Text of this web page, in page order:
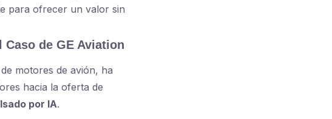
para ofrecer un valor sin
de GE Aviation
motores de avión, ha
hacia la oferta de
por IA.